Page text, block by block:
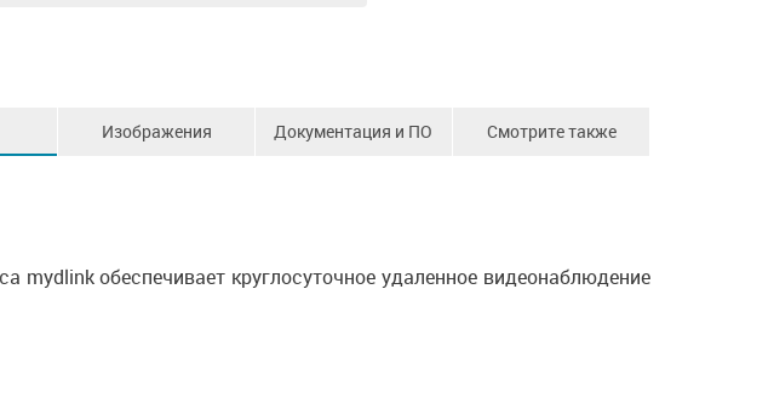
Изображения Документация и ПО Смотрите также
mydlink обеспечивает круглосуточное удаленное видеонаблюдение